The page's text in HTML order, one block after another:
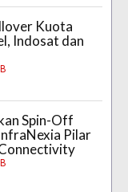
Kuota
Indosat dan
Spin-Off
Pilar